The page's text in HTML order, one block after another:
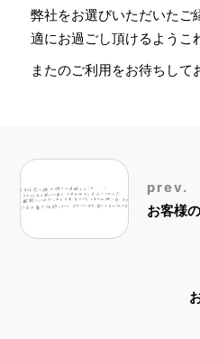
弊社をお選びいただいたご
適にお過ごし頂けるようこ
またのご利用をお待ちして
prev.
お客様